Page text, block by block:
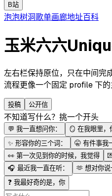
B站
泡泡树洞歌单画廊地址百科
玉米六六
左右栏保持原位，只在中间完
流程更像一个固定 profile 下的
投稿 公开信
不知道写什么？挑一个开头
💬 我一直想问你： 🪞 在我眼里，
✨ 形容你的三个词： 🤫 有件事我
👀 第一次见到你的时候，我觉得
🎧 最近我一直在听： 🫶 想对你说
❓ 我最好奇的是，你